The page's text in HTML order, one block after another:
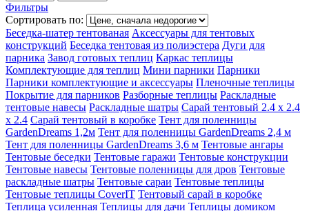
Фильтры
Сортировать по:
Беседка-шатер тентованая Аксессуары для тентовых
конструкций Беседка тентовая из полиэстера Дуги для
парника Завод готовых теплиц Каркас теплицы
Комплектующие для теплиц Мини парники Парники
Парники комплектующие и аксессуары Пленочные теплицы
Покрытие для парников Разборные теплицы Раскладные
тентовые навесы Раскладные шатры Сарай тентовый 2.4 х 2.4
х 2.4 Сарай тентовый в коробке Тент для поленницы
GardenDreams 1,2м Тент для поленницы GardenDreams 2,4 м
Тент для поленницы GardenDreams 3,6 м Тентовые ангары
Тентовые беседки Тентовые гаражи Тентовые конструкции
Тентовые навесы Тентовые поленницы для дров Тентовые
раскладные шатры Тентовые сараи Тентовые теплицы
Тентовые теплицы CoverIT Тентовый сарай в коробке
Теплица усиленная Теплицы для дачи Теплицы домиком